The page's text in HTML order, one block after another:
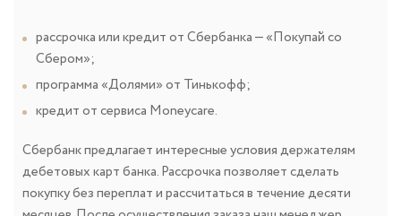
рассрочка или кредит от Сбербанка — «Покупай со
Сбером»;
программа «Долями» от Тинькофф;
кредит от сервиса Moneycare.
Сбербанк предлагает интересные условия держателям
дебетовых карт банка. Рассрочка позволяет сделать
покупку без переплат и рассчитаться в течение десяти